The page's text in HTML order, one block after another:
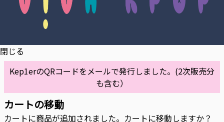
閉じる
Kep1erのQRコードをメールで発行しました。(2次販売分
も含む）
カートの移動
カートに商品が追加されました。カートに移動しますか？